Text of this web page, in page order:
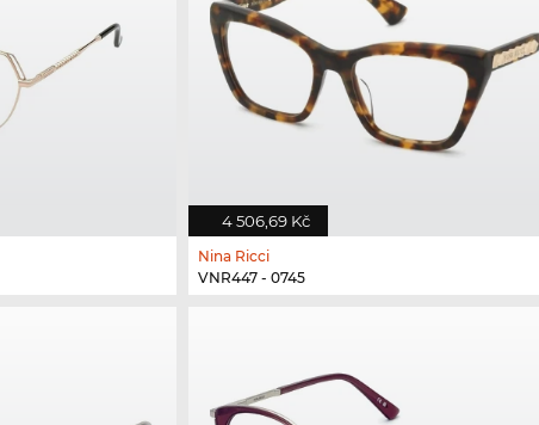
4 506,69 Kč
Nina Ricci
VNR447 - 0745